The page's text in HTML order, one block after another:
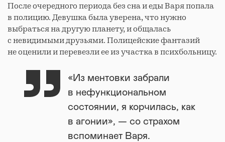
После очередного периода без сна и еды Варя попала
в полицию. Девушка была уверена, что нужно
выбраться на другую планету, и общалась
с невидимыми друзьями. Полицейские фантазий
не оценили и перевезли ее из участка в психбольницу.
«Из ментовки забрали
в нефункциональном
состоянии, я корчилась, как
в агонии», — со страхом
вспоминает Варя.